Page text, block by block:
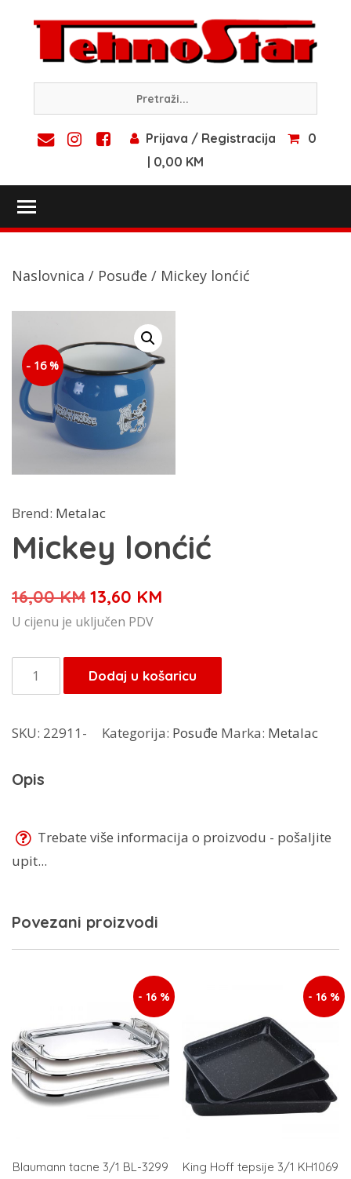
content
Prijava / Registracija
0
| 0,00 KM
Naslovnica / Posuđe / Mickey lonćić
- 16 %
Brend: Metalac
Mickey lonćić
16,00KM Izvorna
cijena
je:
16,00 KM.
13,60 KM
13,60 KM.
U cijenu je uključen PDV
Mickey
lonćić
Dodaj u košaricu
SKU: 22911- Kategorija: Posuđe Marka: Metalac
Opis
Trebate više informacija o proizvodu - pošaljite
upit...
Povezani proizvodi
- 16 %
Blaumann tacne 3/1 BL-3299
- 16 %
King Hoff tepsije 3/1 KH1069